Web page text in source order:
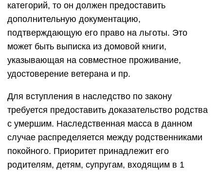
категорий, то он должен предоставить
дополнительную документацию,
подтверждающую его право на льготы. Это
может быть выписка из домовой книги,
указывающая на совместное проживание,
удостоверение ветерана и пр.
Для вступления в наследство по закону
требуется предоставить доказательство родства
с умершим. Наследственная масса в данном
случае распределяется между родственниками
покойного. Приоритет принадлежит его
родителям, детям, супругам, входящим в 1